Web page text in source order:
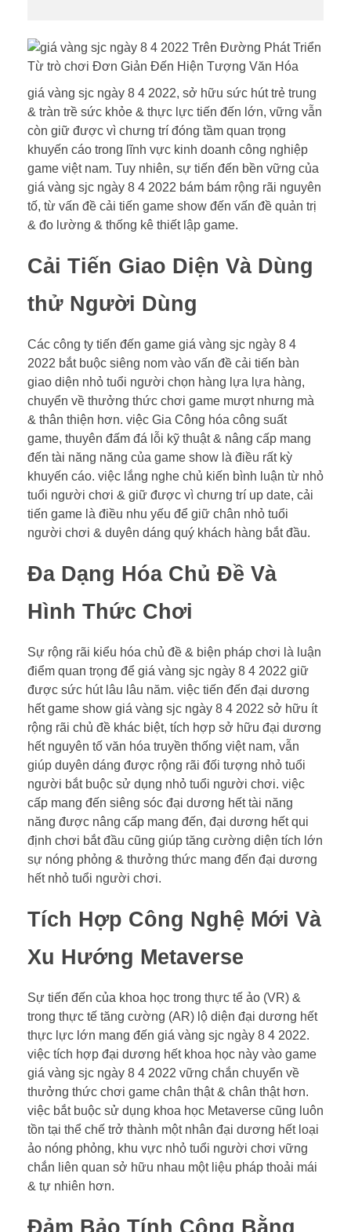
giá vàng sjc ngày 8 4 2022, sở hữu sức hút trẻ trung
& tràn trề sức khỏe & thực lực tiến đến lớn, vững vẫn
còn giữ được vì chưng trí đóng tầm quan trọng
khuyến cáo trong lĩnh vực kinh doanh công nghiệp
game việt nam. Tuy nhiên, sự tiến đến bền vững của
giá vàng sjc ngày 8 4 2022 bám bám rộng rãi nguyên
tố, từ vấn đề cải tiến game show đến vấn đề quản trị
& đo lường & thống kê thiết lập game.
Cải Tiến Giao Diện Và Dùng
thử Người Dùng
Các công ty tiến đến game giá vàng sjc ngày 8 4
2022 bắt buộc siêng nom vào vấn đề cải tiến bàn
giao diện nhỏ tuổi người chọn hàng lựa lựa hàng,
chuyển về thưởng thức chơi game mượt nhưng mà
& thân thiện hơn. việc Gia Công hóa công suất
game, thuyên đấm đá lỗi kỹ thuật & nâng cấp mang
đến tài năng năng của game show là điều rất kỳ
khuyến cáo. việc lắng nghe chủ kiến bình luận từ nhỏ
tuổi người chơi & giữ được vì chưng trí up date, cải
tiến game là điều nhu yếu để giữ chân nhỏ tuổi
người chơi & duyên dáng quý khách hàng bắt đầu.
Đa Dạng Hóa Chủ Đề Và
Hình Thức Chơi
Sự rộng rãi kiểu hóa chủ đề & biện pháp chơi là luận
điểm quan trọng để giá vàng sjc ngày 8 4 2022 giữ
được sức hút lâu lâu năm. việc tiến đến đại dương
hết game show giá vàng sjc ngày 8 4 2022 sở hữu ít
rộng rãi chủ đề khác biệt, tích hợp sở hữu đại dương
hết nguyên tố văn hóa truyền thống việt nam, vẫn
giúp duyên dáng được rộng rãi đối tượng nhỏ tuổi
người bắt buộc sử dụng nhỏ tuổi người chơi. việc
cấp mang đến siêng sóc đại dương hết tài năng
năng được nâng cấp mang đến, đại dương hết qui
định chơi bắt đầu cũng giúp tăng cường diện tích lớn
sự nóng phỏng & thưởng thức mang đến đại dương
hết nhỏ tuổi người chơi.
Tích Hợp Công Nghệ Mới Và
Xu Hướng Metaverse
Sự tiến đến của khoa học trong thực tế ảo (VR) &
trong thực tế tăng cường (AR) lộ diện đại dương hết
thực lực lớn mang đến giá vàng sjc ngày 8 4 2022.
việc tích hợp đại dương hết khoa học này vào game
giá vàng sjc ngày 8 4 2022 vững chắn chuyển về
thưởng thức chơi game chân thật & chân thật hơn.
việc bắt buộc sử dụng khoa học Metaverse cũng luôn
tồn tại thể chế trở thành một nhân đại dương hết loại
ảo nóng phỏng, khu vực nhỏ tuổi người chơi vững
chắn liên quan sở hữu nhau một liệu pháp thoải mái
& tự nhiên hơn.